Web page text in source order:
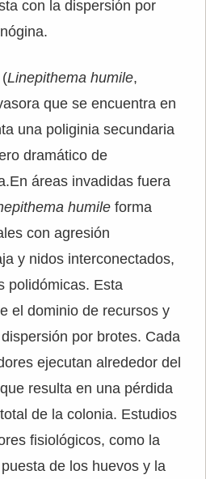
con la dispersión por
Linepithema humile,
que se encuentra en
una poliginia secundaria
dramático de
áreas invadidas fuera
humile forma
con agresión
y nidos interconectados,
polidómicas. Esta
el dominio de recursos y
por brotes. Cada
ejecutan alrededor del
resulta en una pérdida
de la colonia. Estudios
fisiológicos, como la
de los huevos y la